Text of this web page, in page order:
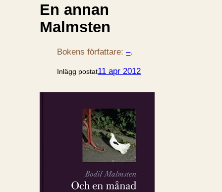
En annan
Malmsten
Bokens författare:–.
Inlägg postat11 apr 2012